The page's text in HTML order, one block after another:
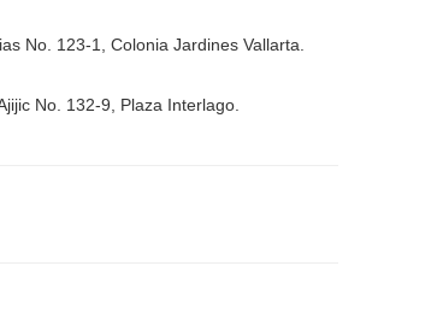
No. 123-1, Colonia Jardines Vallarta.
No. 132-9, Plaza Interlago.